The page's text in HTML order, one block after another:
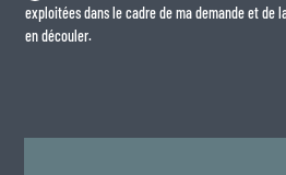
exploitées dans le cadre de ma demande et de
en découler.